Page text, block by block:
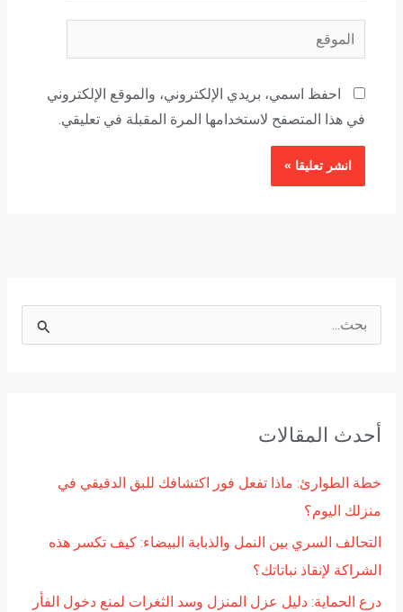
الموقع
احفظ اسمي، بريدي الإلكتروني، والموقع الإلكتروني
في هذا المتصفح لاستخدامها المرة المقبلة في تعليقي.
ثأحدث المقالات
خطة الطوارئ: ماذا تفعل فور اكتشافك للبق الدقيقي في
منزلك اليوم؟
التحالف السري بين النمل والذبابة البيضاء: كيف تكسر هذه
الشراكة لإنقاذ نباتاتك؟
درع الحماية: دليل عزل المنزل وسد الثغرات لمنع دخول الفأر